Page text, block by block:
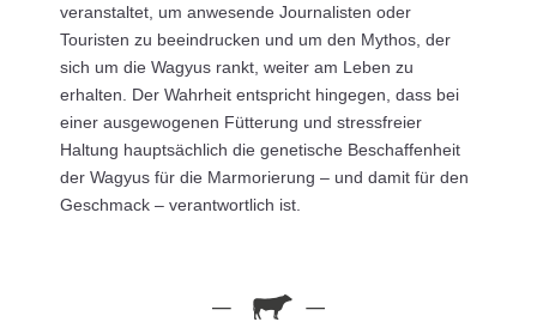
veranstaltet, um anwesende Journalisten oder
Touristen zu beeindrucken und um den Mythos, der
sich um die Wagyus rankt, weiter am Leben zu
erhalten. Der Wahrheit entspricht hingegen, dass bei
einer ausgewogenen Fütterung und stressfreier
Haltung hauptsächlich die genetische Beschaffenheit
der Wagyus für die Marmorierung – und damit für den
Geschmack – verantwortlich ist.